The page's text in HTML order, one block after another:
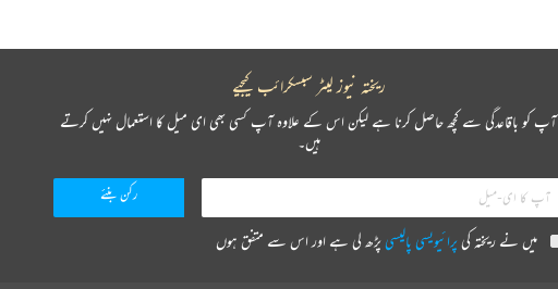
ریختہ نیوز لیٹر سبسکرائب کیجیے
آپ کو باقاعدگی سے کچھ حاصل کرنا ہے لیکن اس کے علاوہ آپ کسی بھی ای میل کا استعمال نہیں کرتے
ہیں۔
میں نے ریختہ کی پرائیویسی پالیسی پڑھ لی ہے اور اس سے متفق ہوں